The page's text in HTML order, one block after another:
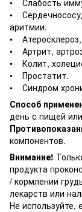
•
аритмии.
• Атеросклероз,
• Артрит,
• Колит,
• Простатит.
• Синдром
Способ
день с пищей
компонентов.
Внимание!
продукта
/ кормлении
лекарств или
Не используйте,